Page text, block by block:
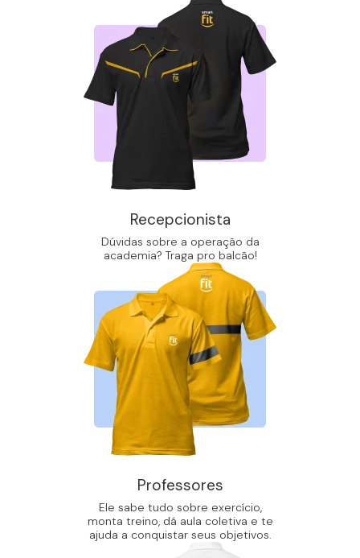
Recepcionista
Dúvidas sobre a operação da
academia? Traga pro balcão!
Professores
Ele sabe tudo sobre exercício,
monta treino, dá aula coletiva e te
ajuda a conquistar seus objetivos.